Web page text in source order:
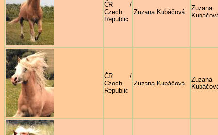
ČR /
Czech
Republic
Zuzana Kubáčová
Zuzana
ČR /
Czech
Republic
Zuzana Kubáčová
Zuzana